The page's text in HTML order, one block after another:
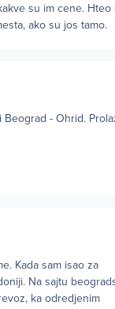
su im cene. Hteo
ako su jos tamo.
- Ohrid.
Kada sam isao za
Na sajtu
ka odredjenim